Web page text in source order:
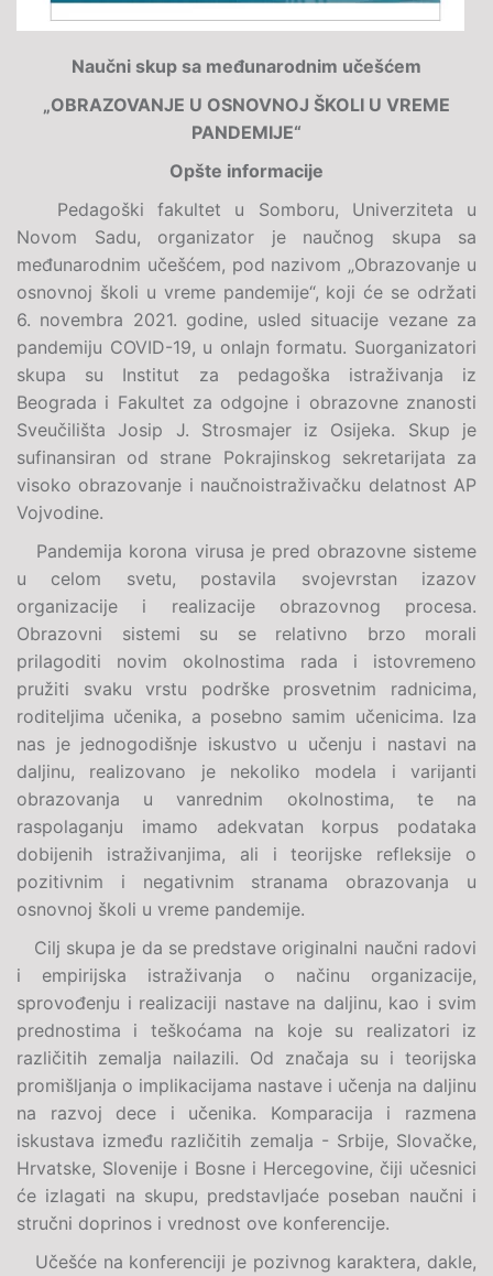
Naučni skup sa međunarodnim učešćem
„OBRAZOVANJE U OSNOVNOJ ŠKOLI U VREME
PANDEMIJE“
Opšte informacije
Pedagoški fakultet u Somboru, Univerziteta u
Novom Sadu, organizator je naučnog skupa sa
međunarodnim učešćem, pod nazivom „Obrazovanje u
osnovnoj školi u vreme pandemije“, koji će se održati
6. novembra 2021. godine, usled situacije vezane za
pandemiju COVID-19, u onlajn formatu. Suorganizatori
skupa su Institut za pedagoška istraživanja iz
Beograda i Fakultet za odgojne i obrazovne znanosti
Sveučilišta Josip J. Strosmajer iz Osijeka. Skup je
sufinansiran od strane Pokrajinskog sekretarijata za
visoko obrazovanje i naučnoistraživačku delatnost AP
Vojvodine.
Pandemija korona virusa je pred obrazovne sisteme
u celom svetu, postavila svojevrstan izazov
organizacije i realizacije obrazovnog procesa.
Obrazovni sistemi su se relativno brzo morali
prilagoditi novim okolnostima rada i istovremeno
pružiti svaku vrstu podrške prosvetnim radnicima,
roditeljima učenika, a posebno samim učenicima. Iza
nas je jednogodišnje iskustvo u učenju i nastavi na
daljinu, realizovano je nekoliko modela i varijanti
obrazovanja u vanrednim okolnostima, te na
raspolaganju imamo adekvatan korpus podataka
dobijenih istraživanjima, ali i teorijske refleksije o
pozitivnim i negativnim stranama obrazovanja u
osnovnoj školi u vreme pandemije.
Cilj skupa je da se predstave originalni naučni radovi
i empirijska istraživanja o načinu organizacije,
sprovođenju i realizaciji nastave na daljinu, kao i svim
prednostima i teškoćama na koje su realizatori iz
različitih zemalja nailazili. Od značaja su i teorijska
promišljanja o implikacijama nastave i učenja na daljinu
na razvoj dece i učenika. Komparacija i razmena
iskustava između različitih zemalja - Srbije, Slovačke,
Hrvatske, Slovenije i Bosne i Hercegovine, čiji učesnici
će izlagati na skupu, predstavljaće poseban naučni i
stručni doprinos i vrednost ove konferencije.
Učešće na konferenciji je pozivnog karaktera, dakle,